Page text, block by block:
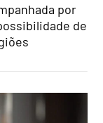
por
de